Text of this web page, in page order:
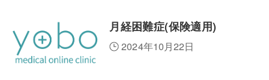
月経困難症(保険適用)
2024年10月22日